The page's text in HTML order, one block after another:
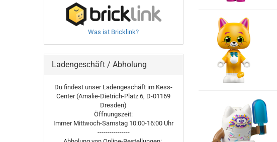
Was ist Bricklink?
Ladengeschäft / Abholung
Du findest unser Ladengeschäft im Kess-
Center (Amalie-Dietrich-Platz 6, D-01169
Dresden)
Öffnungszeit:
Immer Mittwoch-Samstag 10:00-16:00 Uhr
----------------